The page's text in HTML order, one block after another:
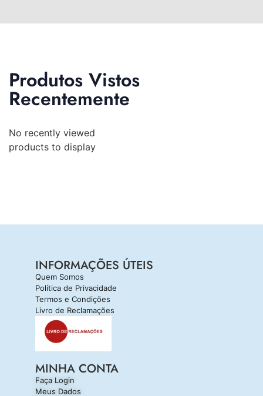
Produtos Vistos
Recentemente
No recently viewed
products to display
INFORMAÇÕES ÚTEIS
Quem Somos
Política de Privacidade
Termos e Condições
Livro de Reclamações
MINHA CONTA
Faça Login
Meus Dados